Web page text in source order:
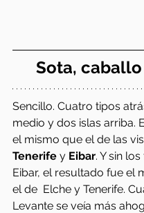
Sota, caballo
Sencillo. Cuatro tipos
medio y dos islas arriba.
el mismo que el de las
Tenerife y Eibar. Y sin
Eibar, el resultado fue el
el de  Elche y Tenerife.
Levante se veía más